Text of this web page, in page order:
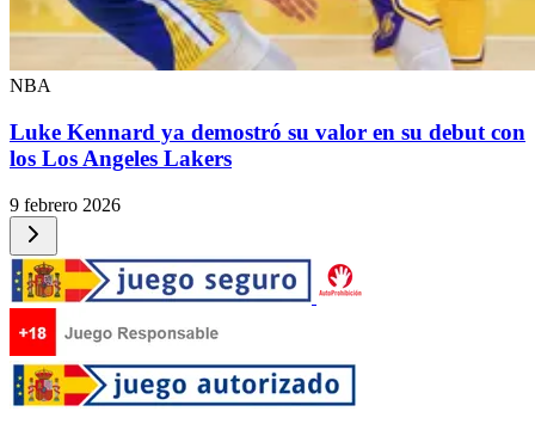
NBA
Luke Kennard ya demostró su valor en su debut con
los Los Angeles Lakers
9 febrero 2026